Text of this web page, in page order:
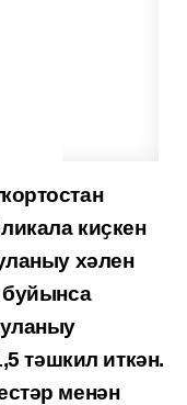
ҡортостан
икала киҫкен
хәлен
тәшкил иткән.
менән